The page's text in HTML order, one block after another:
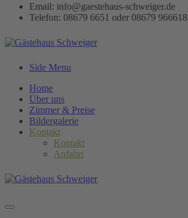
Email: info@gaestehaus-schweiger.de
Telefon: 08679 6651 oder 08679 966618
Side Menu
Home
Über uns
Zimmer & Preise
Bildergalerie
Kontakt
Kontakt
Anfahrt